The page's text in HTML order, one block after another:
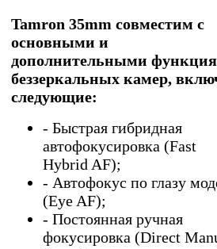
Tamron 35mm совместим с
основными и
дополнительными
беззеркальных камер,
следующие:
- Быстрая гибридная
автофокусировка (Fast
Hybrid AF);
- Автофокус по глазу
(Eye AF);
- Постоянная ручная
фокусировка (Direct